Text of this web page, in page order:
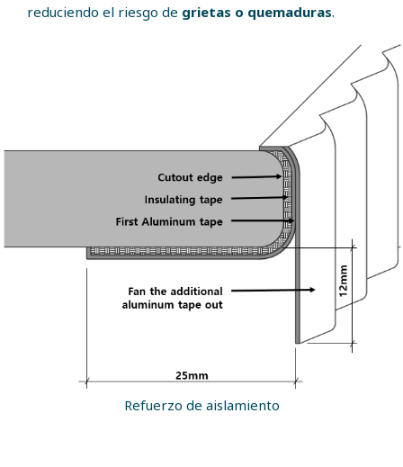
reduciendo el riesgo de grietas o quemaduras.
Refuerzo de aislamiento